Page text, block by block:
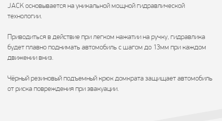
JACK основывается на уникальной мощной гидравлической
технологии.
Приводиться в действие при легком нажатии на ручку, гидравлика
будет плавно поднимать автомобиль с шагом до 13мм при каждом
движении вниз.
Чёрный резиновый подъемный крюк домкрата защищает автомобиль
от риска повреждения при эвакуации.